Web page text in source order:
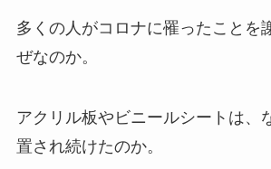
多くの人がコロナに罹ったことを
ぜなのか。
アクリル板やビニールシートは、
置され続けたのか。